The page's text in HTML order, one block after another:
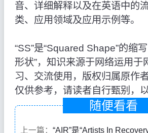
音、详细解释以及在英语中的
类、应用领域及应用示例等。
“SS”是“Squared Shape”的缩
形状”，知识来源于网络运用于
习、交流使用，版权归属原作
仅供参考，请读者自行甄别，以
随便看看
上一篇： “AIR”是“Artists In